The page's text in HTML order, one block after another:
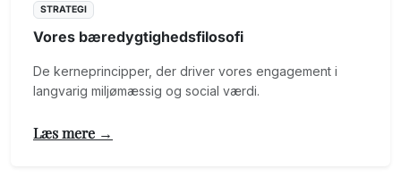
STRATEGI
Vores bæredygtighedsfilosofi
De kerneprincipper, der driver vores engagement i
langvarig miljømæssig og social værdi.
Læs mere →